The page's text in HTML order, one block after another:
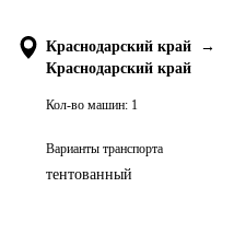
Краснодарский край
→
Краснодарский край
Кол-во машин: 1
Варианты транспорта
тентованный